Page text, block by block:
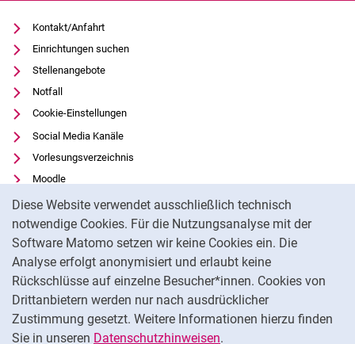
Diese Website verwendet ausschließlich technisch
notwendige Cookies. Für die Nutzungsanalyse mit der
Software Matomo setzen wir keine Cookies ein. Die
Analyse erfolgt anonymisiert und erlaubt keine
Rückschlüsse auf einzelne Besucher*innen. Cookies von
Drittanbietern werden nur nach ausdrücklicher
Zustimmung gesetzt. Weitere Informationen hierzu finden
Sie in unseren Datenschutzhinweisen.
Kontakt/Anfahrt
Einrichtungen suchen
Stellenangebote
Notfall
Cookie-Einstellungen
Social Media Kanäle
Vorlesungsverzeichnis
Moodle
Panopto
Universitätsbibliothek
Datenschutz
Barrierefreiheit
Transparenter KI-Einsatz